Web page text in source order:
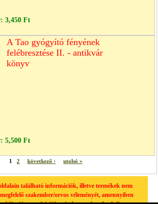
3,450 Ft
A Tao gyógyító fényének
felébresztése II. - antikvár
könyv
5,500 Ft
1 2 következő › utolsó »
található információk, illetve termékek nem
szakember/orvos véleményét, amennyiben